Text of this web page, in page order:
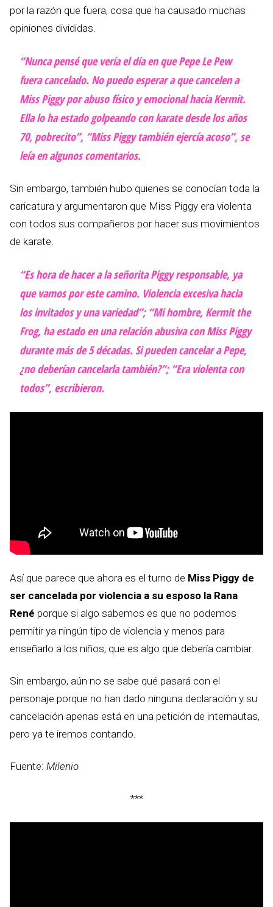
por la razón que fuera, cosa que ha causado muchas
opiniones divididas.
“Nunca pensé que vería el día en que Pepe Le Pew
fuera cancelado. No puedo esperar a que cancelen a
Miss Piggy por abuso físico y emocional hacia Kermit.
Ella lo ha estado golpeando con karate desde los años
70, pobrecito”, “Miss Piggy también ejercía acoso”, se
leía en algunos comentarios.
Sin embargo, también hubo quienes se conocían toda la
caricatura y argumentaron que Miss Piggy era violenta
con todos sus compañeros por hacer sus movimientos
de karate.
“Es hora de hacer a la señorita Piggy responsable, ya
que vamos por este camino. Violencia excesiva hacia
los invitados y una variedad”; “Mi hombre, Kermit the
Frog, ha estado en una relación abusiva con Miss Piggy
durante más de 5 décadas. Si pueden cancelar a Pepe,
¿no deberían cancelarla también?”; “Era violenta con
todos”, escribieron.
Así que parece que ahora es el turno de Miss Piggy de
ser cancelada por violencia a su esposo la Rana
René porque si algo sabemos es que no podemos
permitir ya ningún tipo de violencia y menos para
enseñarlo a los niños, que es algo que debería cambiar.
Sin embargo, aún no se sabe qué pasará con el
personaje porque no han dado ninguna declaración y su
cancelación apenas está en una petición de internautas,
pero ya te iremos contando.
Fuente: Milenio
***